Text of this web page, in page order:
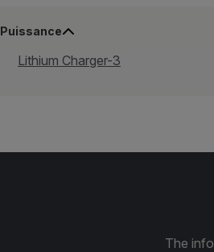
Puissance
Lithium Charger-3
The